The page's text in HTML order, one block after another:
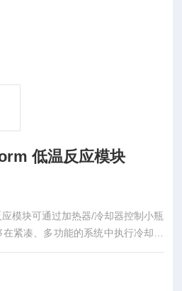
低温反应模块
模块可通过加热器/冷却器控制小瓶
紧凑、多功能的系统中执行冷却和
，以适应您的化学成分！